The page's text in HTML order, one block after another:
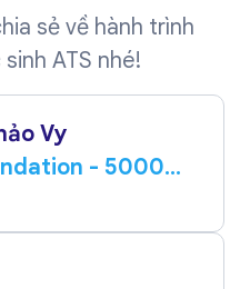
sẻ về hành trình
ATS nhé!
Vy
- 5000